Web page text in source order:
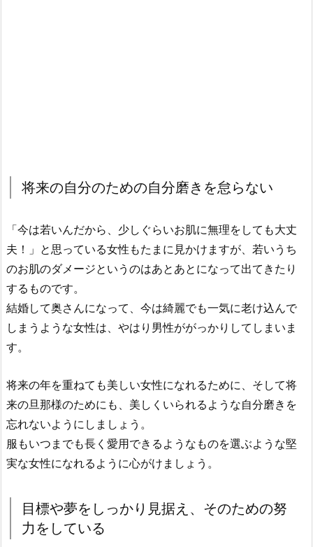
将来の自分のための自分磨きを怠らない
「今は若いんだから、少しぐらいお肌に無理をしても大丈
夫！」と思っている女性もたまに見かけますが、若いうち
のお肌のダメージというのはあとあとになって出てきたり
するものです。
結婚して奥さんになって、今は綺麗でも一気に老け込んで
しまうような女性は、やはり男性ががっかりしてしまいま
す。
将来の年を重ねても美しい女性になれるために、そして将
来の旦那様のためにも、美しくいられるような自分磨きを
忘れないようにしましょう。
服もいつまでも長く愛用できるようなものを選ぶような堅
実な女性になれるように心がけましょう。
目標や夢をしっかり見据え、そのための努
力をしている